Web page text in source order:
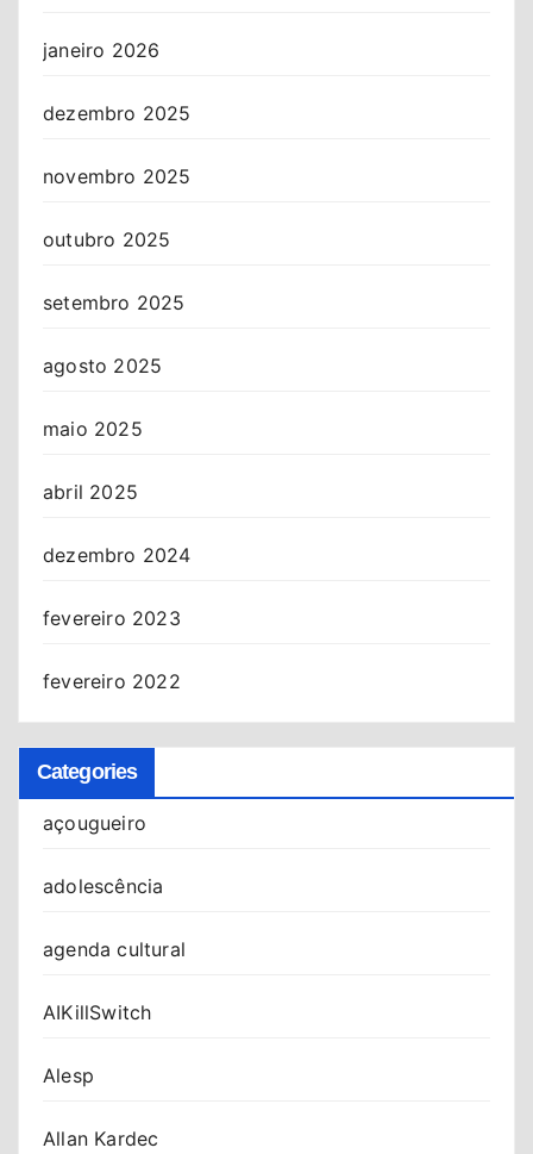
janeiro 2026
dezembro 2025
novembro 2025
outubro 2025
setembro 2025
agosto 2025
maio 2025
abril 2025
dezembro 2024
fevereiro 2023
fevereiro 2022
Categories
açougueiro
adolescência
agenda cultural
AIKillSwitch
Alesp
Allan Kardec